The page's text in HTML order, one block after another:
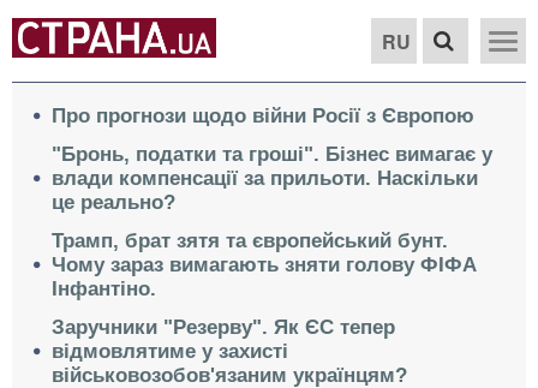
RU
Про прогнози щодо війни Росії з Європою
"Бронь, податки та гроші". Бізнес вимагає у
влади компенсації за прильоти. Наскільки
це реально?
Трамп, брат зятя та європейський бунт.
Чому зараз вимагають зняти голову ФІФА
Інфантіно.
Заручники "Резерву". Як ЄС тепер
відмовлятиме у захисті
військовозобов'язаним українцям?